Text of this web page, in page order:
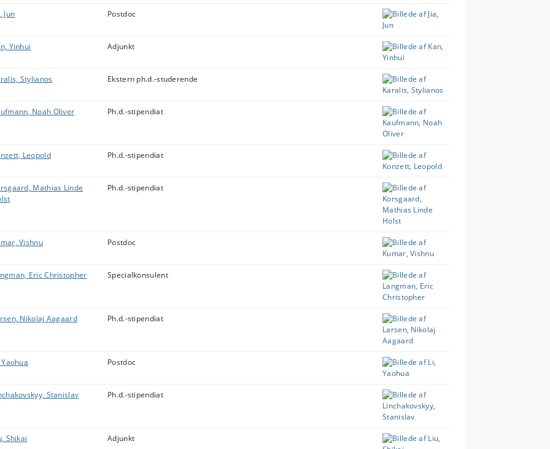
Jun Postdoc
Yinhui Adjunkt
Stylianos Ekstern ph.d.-studerende
Noah Oliver Ph.d.-stipendiat
Leopold Ph.d.-stipendiat
Mathias Linde
Ph.d.-stipendiat
Vishnu Postdoc
Eric Christopher Specialkonsulent
Nikolaj Aagaard Ph.d.-stipendiat
Yaohua Postdoc
Stanislav Ph.d.-stipendiat
Shikai Adjunkt